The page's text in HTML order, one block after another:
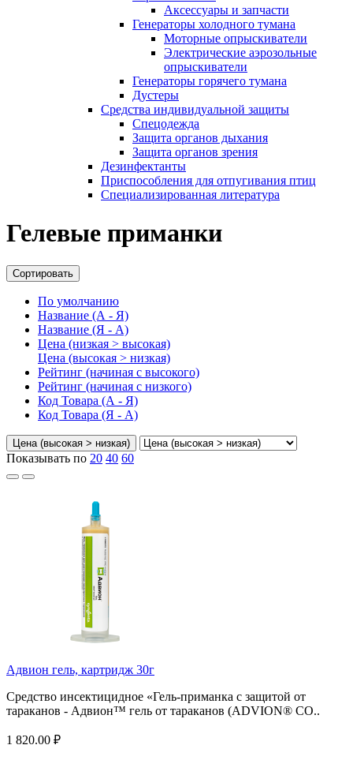
Аксессуары и запчасти
Генераторы холодного тумана
Моторные опрыскиватели
Электрические аэрозольные
опрыскиватели
Генераторы горячего тумана
Дустеры
Средства индивидуальной защиты
Спецодежда
Защита органов дыхания
Защита органов зрения
Дезинфектанты
Приспособления для отпугивания птиц
Специализированная литература
Гелевые приманки
Сортировать
По умолчанию
Название (А - Я)
Название (Я - А)
Цена (низкая > высокая)
Цена (высокая > низкая)
Рейтинг (начиная с высокого)
Рейтинг (начиная с низкого)
Код Товара (А - Я)
Код Товара (Я - А)
Цена (высокая > низкая)
Показывать по 20 40 60
Адвион гель, картридж 30г
Средство инсектицидное «Гель-приманка с защитой от
тараканов - Адвион™ гель от тараканов (ADVION® CO..
1 820.00 ₽